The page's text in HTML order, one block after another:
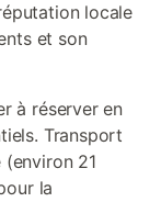
locale
et son
à réserver en
Transport
21
la